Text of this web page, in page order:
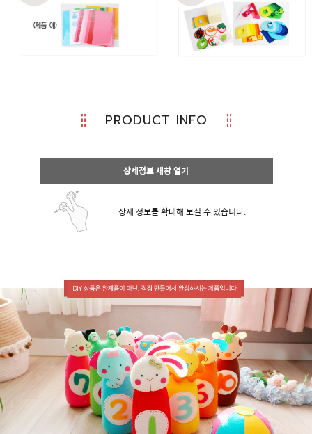
PRODUCT INFO
상세정보 새창 열기
상세 정보를 확대해 보실 수 있습니다.